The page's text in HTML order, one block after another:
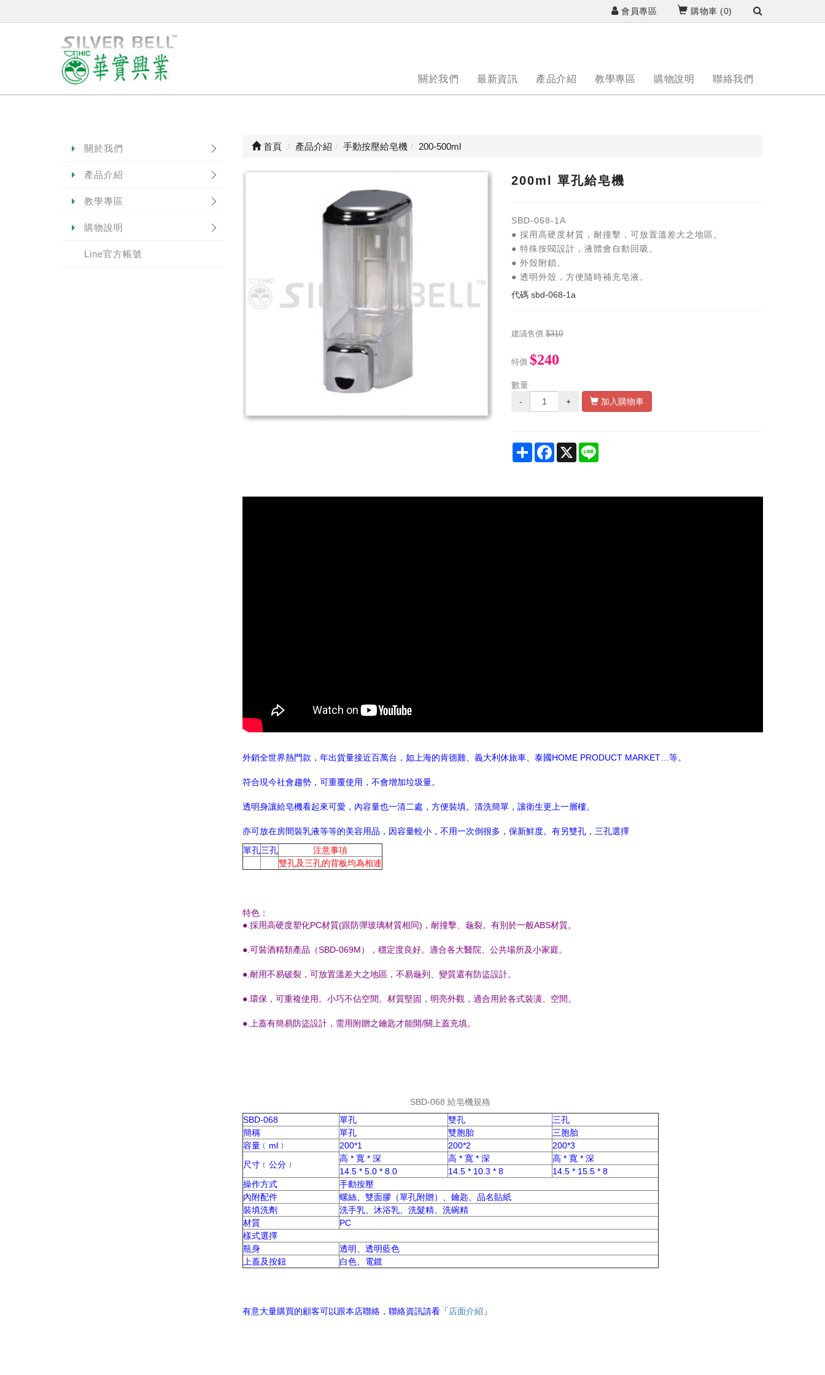
會員專區 購物車 (0)
關於我們 最新資訊 產品介紹 教學專區 購物說明 聯絡我們
關於我們
產品介紹
教學專區
購物說明
Line官方帳號
首頁 產品介紹 手動按壓給皂機 200-500ml
200ml 單孔給皂機
SBD-068-1A
● 採用高硬度材質，耐撞擊，可放置溫差大之地區。
● 特殊按閥設計，液體會自動回吸。
● 外殼附鎖。
● 透明外殼，方便隨時補充皂液。
代碼sbd-068-1a
建議售價 $310
特價 $240
數量
-
+ 加入購物車
Share Facebook
X
外銷全世界熱門款，年出貨量接近百萬台，如上海的肯德雞、義大利休旅車、泰國HOME PRODUCT MARKET…等。
符合現今社會趨勢，可重覆使用，不會增加垃圾量。
透明身讓給皂機看起來可愛，內容量也一清二處，方便裝填。清洗簡單，讓衛生更上一層樓。
亦可放在房間裝乳液等等的美容用品，因容量較小，不用一次倒很多，保新鮮度。有另雙孔，三孔選擇
單孔三孔
注意事項
雙孔及三孔的背板均為相連
特色：
●.採用高硬度塑化PC材質(跟防彈玻璃材質相同)，耐撞擊、龜裂。有別於一般ABS材質。
●.可裝酒精類產品（SBD-069M），穩定度良好。適合各大醫院、公共場所及小家庭。
●.耐用不易破裂，可放置溫差大之地區，不易龜列、變質還有防盜設計。
●.環保，可重複使用。小巧不佔空間。材質堅固，明亮外觀，適合用於各式裝潢、空間。
●.上蓋有簡易防盜設計，需用附贈之鑰匙才能開/關上蓋充填。
SBD-068 給皂機規格
SBD-068
單孔 雙孔
三孔
簡稱
單孔 雙胞胎
三胞胎
容量﹝ml﹞
200*1 200*2
200*3
尺寸﹝公分﹞
高 * 寬 * 深 高 * 寬 * 深
高 * 寬 * 深
14.5 * 5.0 * 8.0
14.5 * 10.3 * 8
14.5 * 15.5 * 8
操作方式
手動按壓
內附配件
螺絲、雙面膠（單孔附贈）、鑰匙、品名貼紙
裝填洗劑
洗手乳、沐浴乳、洗髮精、洗碗精
材質
PC
樣式選擇
瓶身
透明、透明藍色
上蓋及按鈕
白色、電鍍
有意大量購買的顧客可以跟本店聯絡，聯絡資訊請看「 店面介紹 」